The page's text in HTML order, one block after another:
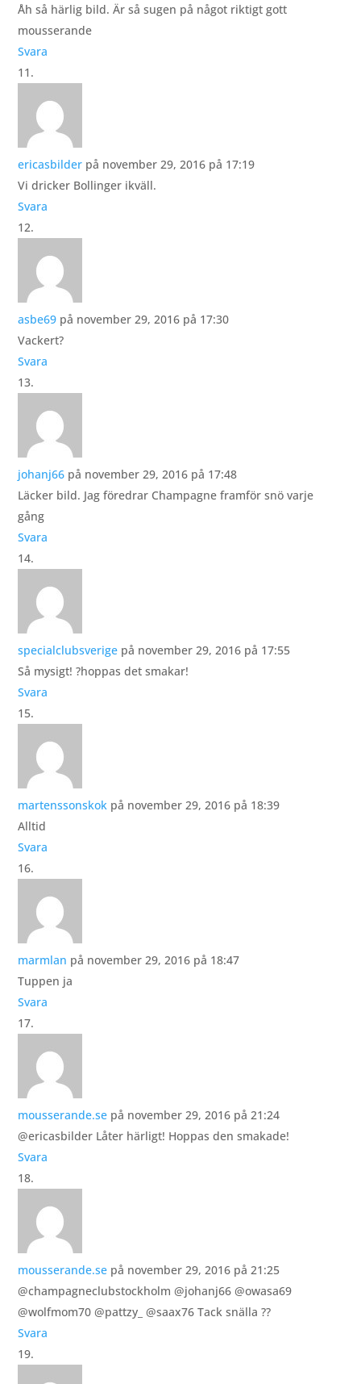
Åh så härlig bild. Är så sugen på något riktigt gott
mousserande
Svara
ericasbilder på november 29, 2016 på 17:19
Vi dricker Bollinger ikväll.
Svara
asbe69 på november 29, 2016 på 17:30
Vackert?
Svara
johanj66 på november 29, 2016 på 17:48
Läcker bild. Jag föredrar Champagne framför snö varje
gång
Svara
specialclubsverige på november 29, 2016 på 17:55
Så mysigt! ?hoppas det smakar!
Svara
martenssonskok på november 29, 2016 på 18:39
Alltid
Svara
marmlan på november 29, 2016 på 18:47
Tuppen ja
Svara
mousserande.se på november 29, 2016 på 21:24
@ericasbilder Låter härligt! Hoppas den smakade!
Svara
mousserande.se på november 29, 2016 på 21:25
@champagneclubstockholm @johanj66 @owasa69
@wolfmom70 @pattzy_ @saax76 Tack snälla ??
Svara